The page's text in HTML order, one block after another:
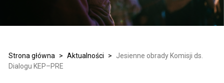
Strona główna > Aktualności >
Jesienne obrady Komisji ds.
Dialogu KEP–PRE